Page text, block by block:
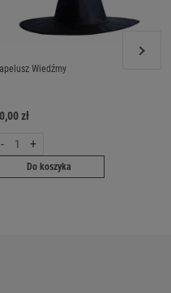
Wiedźmy
zł
- +
Do koszyka